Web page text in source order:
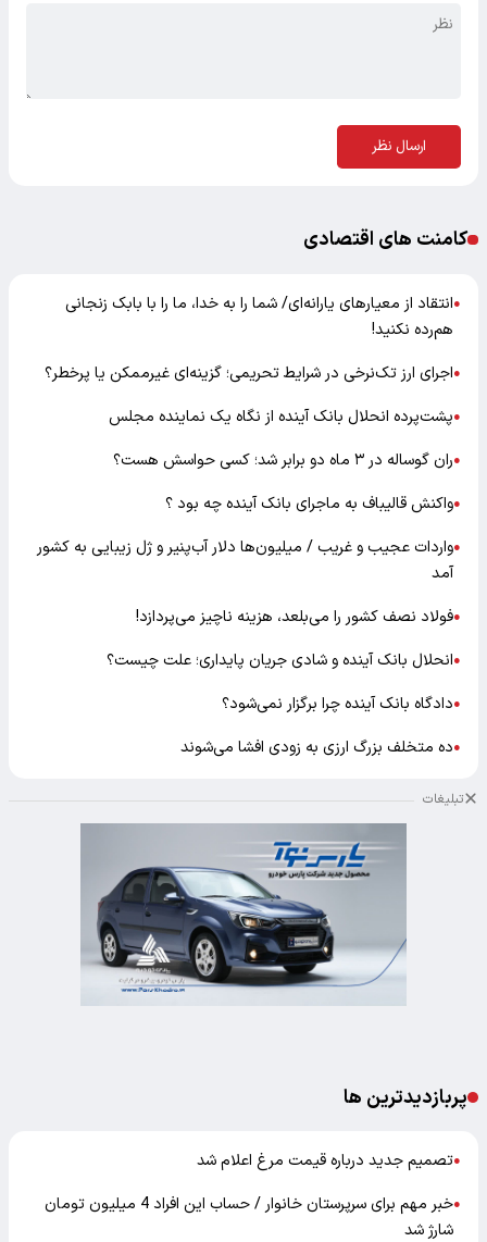
ارسال نظر
کامنت های اقتصادی
●انتقاد از معیارهای یارانه‌ای/ شما را به خدا، ما را با بابک زنجانی
هم‌رده نکنید!
●اجرای ارز تک‌نرخی در شرایط تحریمی؛ گزینه‌ای غیرممکن یا پرخطر؟
●پشت‌پرده انحلال بانک آینده از نگاه یک نماینده مجلس
●ران گوساله در ۳ ماه دو برابر شد؛ کسی حواسش هست؟
●واکنش قالیباف به ماجرای بانک آینده چه بود ؟
●واردات عجیب و غریب / میلیون‌ها دلار آب‌پنیر و ژل زیبایی به کشور
آمد
●فولاد نصف کشور را می‌بلعد، هزینه ناچیز می‌پردازد!
●انحلال بانک آینده و شادی جریان پایداری؛ علت چیست؟
●دادگاه بانک آینده چرا برگزار نمی‌شود؟
●ده متخلف بزرگ ارزی به زودی افشا می‌شوند
تبلیغات
پربازدیدترین ها
●تصمیم جدید درباره قیمت مرغ اعلام شد
●
خبر مهم برای سرپرستان خانوار / حساب این افراد 4 میلیون تومان
شارژ شد